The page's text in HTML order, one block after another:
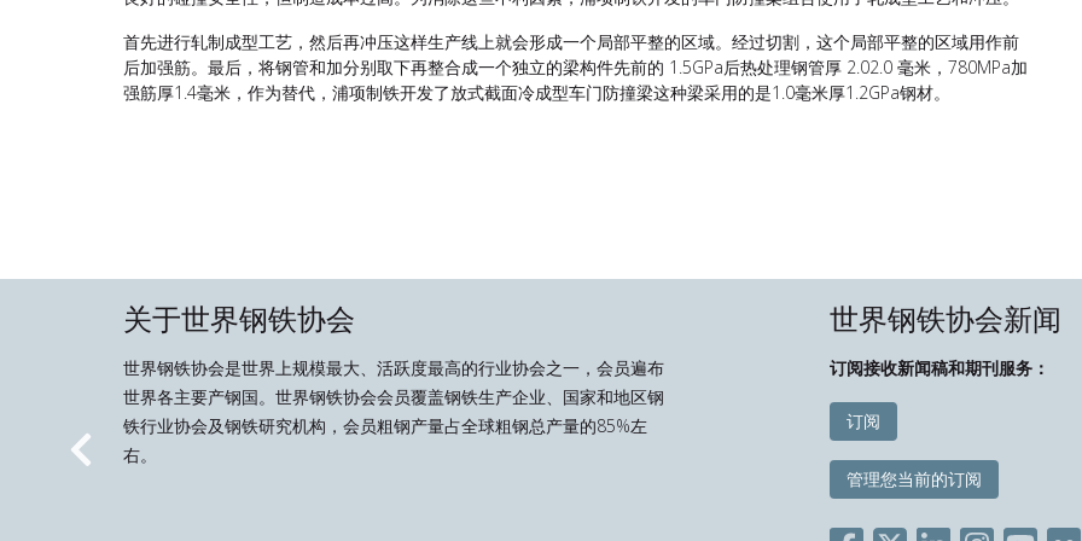
首先进行轧制成型工艺，然后再冲压这样生产线上就会形成一个局部平整的区域。经过切割，这个局部平整的区域用作前
后加强筋。最后，将钢管和加分别取下再整合成一个独立的梁构件先前的 1.5GPa后热处理钢管厚 2.02.0 毫米，780MPa加
强筋厚1.4毫米，作为替代，浦项制铁开发了放式截面冷成型车门防撞梁这种梁采用的是1.0毫米厚1.2GPa钢材。
关于世界钢铁协会
世界钢铁协会是世界上规模最大、活跃度最高的行业协会之一，会员遍布
世界各主要产钢国。世界钢铁协会会员覆盖钢铁生产企业、国家和地区钢
铁行业协会及钢铁研究机构，会员粗钢产量占全球粗钢总产量的85%左
右。
世界钢铁协会新闻
订阅接收新闻稿和期刊服务：
订阅
管理您当前的订阅
Previous